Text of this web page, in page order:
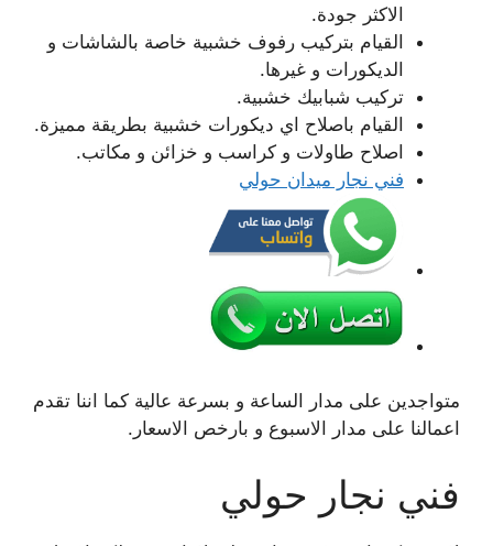
الاكثر جودة.
القيام بتركيب رفوف خشبية خاصة بالشاشات و
الديكورات و غيرها.
تركيب شبابيك خشبية.
القيام باصلاح اي ديكورات خشبية بطريقة مميزة.
اصلاح طاولات و كراسب و خزائن و مكاتب.
فني نجار ميدان حولي
متواجدين على مدار الساعة و بسرعة عالية كما اننا تقدم
اعمالنا على مدار الاسبوع و بارخص الاسعار.
فني نجار حولي